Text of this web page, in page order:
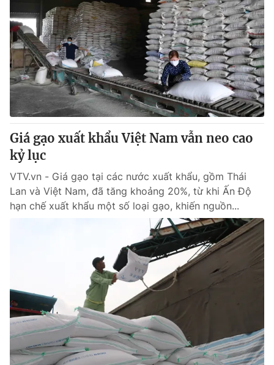
Giá gạo xuất khẩu Việt Nam vẫn neo cao
kỷ lục
VTV.vn - Giá gạo tại các nước xuất khẩu, gồm Thái
Lan và Việt Nam, đã tăng khoảng 20%, từ khi Ấn Độ
hạn chế xuất khẩu một số loại gạo, khiến nguồn...